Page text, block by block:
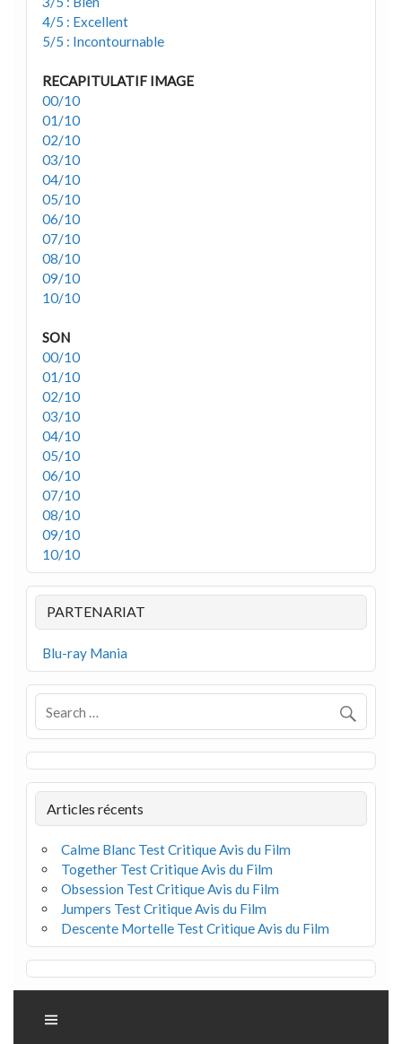
4/5 : Excellent
5/5 : Incontournable
RECAPITULATIF IMAGE
00/10
01/10
02/10
03/10
04/10
05/10
06/10
07/10
08/10
09/10
10/10
SON
00/10
01/10
02/10
03/10
04/10
05/10
06/10
07/10
08/10
09/10
10/10
PARTENARIAT
Blu-ray Mania
Articles récents
Calme Blanc Test Critique Avis du Film
Together Test Critique Avis du Film
Obsession Test Critique Avis du Film
Jumpers Test Critique Avis du Film
Descente Mortelle Test Critique Avis du Film